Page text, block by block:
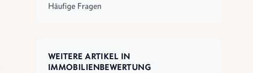
Häufige Fragen
WEITERE ARTIKEL IN
IMMOBILIENBEWERTUNG